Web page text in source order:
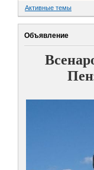
Активные темы
Объявление